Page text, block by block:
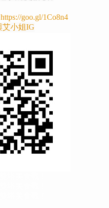
https://goo.gl/1Co8n4